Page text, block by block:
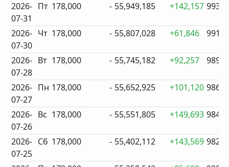
2026-
07-31
Пт 178,000 - 55,949,185 +142,157 993
2026-
07-30
Чт 178,000 - 55,807,028 +61,846 991
2026-
07-28
Вт 178,000 - 55,745,182 +92,257 989
2026-
07-27
Пн 178,000 - 55,652,925 +101,120 986
2026-
07-26
Вс 178,000 - 55,551,805 +149,693 984
2026-
07-25
Сб 178,000 - 55,402,112 +143,569 982